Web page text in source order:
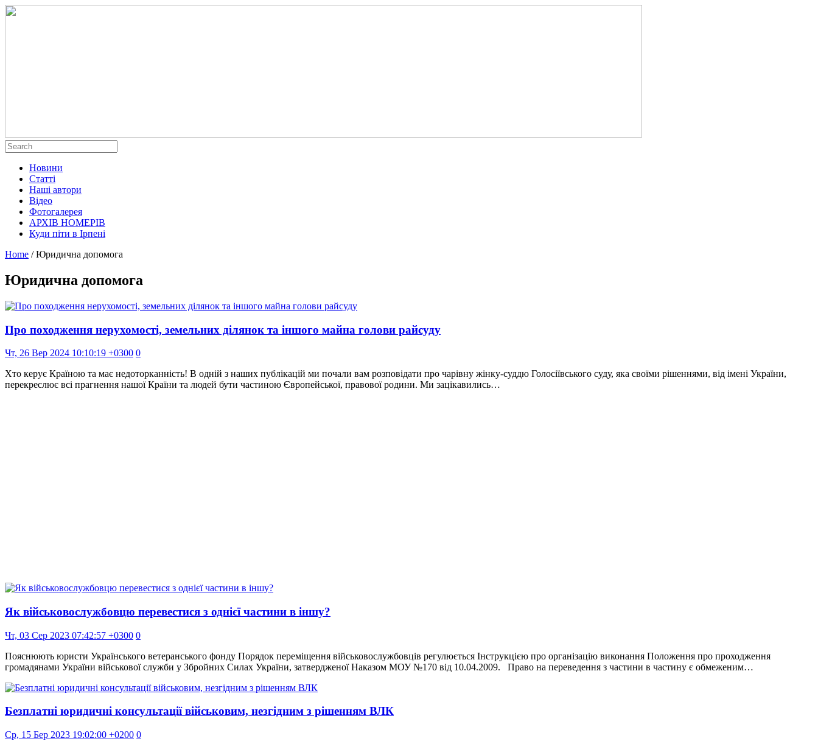
Новини
Статті
Наші автори
Відео
Фотогалерея
АРХІВ НОМЕРІВ
Куди піти в Ірпені
Home / Юридична допомога
Юридична допомога
Про походження нерухомості, земельних ділянок та іншого майна голови райсуду
Чт, 26 Вер 2024 10:10:19 +0300 0
Хто керує Країною та має недоторканність! В одній з наших публікацій ми почали вам розповідати про чарівну жінку-суддю Голосіївського суду, яка своїми рішеннями, від імені України,
перекреслює всі прагнення нашої Країни та людей бути частиною Європейської, правової родини. Ми зацікавились…
Як військовослужбовцю перевестися з однієї частини в іншу?
Чт, 03 Сер 2023 07:42:57 +0300 0
Пояснюють юристи Українського ветеранського фонду Порядок переміщення військовослужбовців регулюється Інструкцією про організацію виконання Положення про проходження
громадянами України військової служби у Збройних Силах України, затвердженої Наказом МОУ №170 від 10.04.2009. Право на переведення з частини в частину є обмеженим…
Безплатні юридичні консультації військовим, незгідним з рішенням ВЛК
Ср, 15 Бер 2023 19:02:00 +0200 0